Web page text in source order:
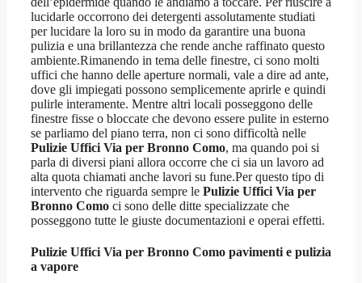
lucidarle occorrono dei detergenti assolutamente studiati
per lucidare la loro su in modo da garantire una buona
pulizia e una brillantezza che rende anche raffinato questo
ambiente.Rimanendo in tema delle finestre, ci sono molti
uffici che hanno delle aperture normali, vale a dire ad ante,
dove gli impiegati possono semplicemente aprirle e quindi
pulirle interamente. Mentre altri locali posseggono delle
finestre fisse o bloccate che devono essere pulite in esterno
se parliamo del piano terra, non ci sono difficoltà nelle
Pulizie Uffici Via per Bronno Como, ma quando poi si
parla di diversi piani allora occorre che ci sia un lavoro ad
alta quota chiamati anche lavori su fune.Per questo tipo di
intervento che riguarda sempre le Pulizie Uffici Via per
Bronno Como ci sono delle ditte specializzate che
posseggono tutte le giuste documentazioni e operai effetti.
Pulizie Uffici Via per Bronno Como pavimenti e pulizia
a vapore